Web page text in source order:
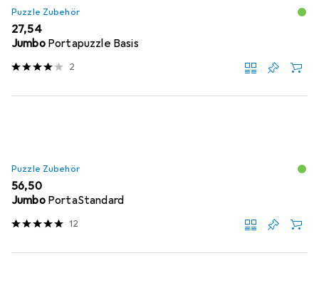
Puzzle Zubehör
EUR
27,54
Jumbo Portapuzzle Basis
2
Puzzle Zubehör
EUR
56,50
Jumbo PortaStandard
12